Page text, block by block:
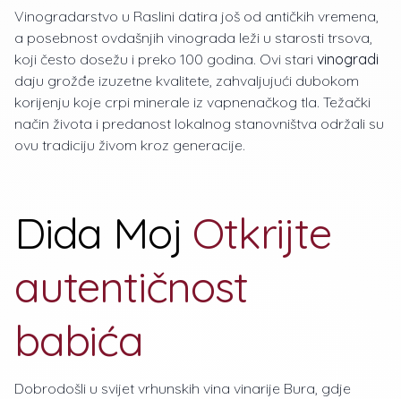
Vinogradarstvo u Raslini datira još od antičkih vremena,
a posebnost ovdašnjih vinograda leži u starosti trsova,
koji često dosežu i preko 100 godina. Ovi stari vinogradi
daju grožđe izuzetne kvalitete, zahvaljujući dubokom
korijenju koje crpi minerale iz vapnenačkog tla. Težački
način života i predanost lokalnog stanovništva održali su
ovu tradiciju živom kroz generacije.
Dida Moj Otkrijte
autentičnost
babića
Dobrodošli u svijet vrhunskih vina vinarije Bura, gdje